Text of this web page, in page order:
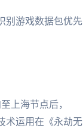
别游戏数据包优先
上海节点后，
术运用在《永劫无